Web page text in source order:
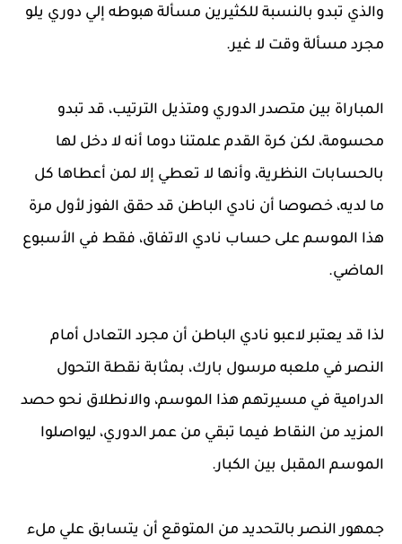
والذي تبدو بالنسبة للكثيرين مسألة هبوطه إلي دوري يلو
مجرد مسألة وقت لا غير.
المباراة بين متصدر الدوري ومتذيل الترتيب، قد تبدو
محسومة، لكن كرة القدم علمتنا دوما أنه لا دخل لها
بالحسابات النظرية، وأنها لا تعطي إلا لمن أعطاها كل
ما لديه، خصوصا أن نادي الباطن قد حقق الفوز لأول مرة
هذا الموسم على حساب نادي الاتفاق، فقط في الأسبوع
الماضي.
لذا قد يعتبر لاعبو نادي الباطن أن مجرد التعادل أمام
النصر في ملعبه مرسول بارك، بمثابة نقطة التحول
الدرامية في مسيرتهم هذا الموسم، والانطلاق نحو حصد
المزيد من النقاط فيما تبقي من عمر الدوري، ليواصلوا
الموسم المقبل بين الكبار.
جمهور النصر بالتحديد من المتوقع أن يتسابق علي ملء